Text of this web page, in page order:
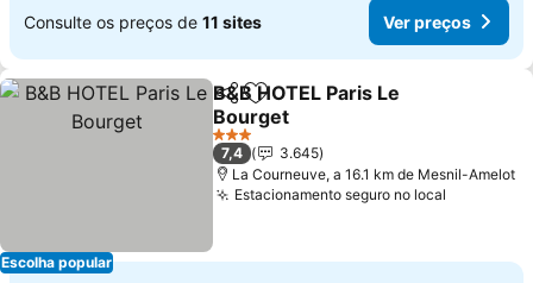
Consulte os preços de 11 sites Ver preços
Escolha popular
PartilharAdicionar aos favoritos
B&B HOTEL Paris Le
Bourget
Ver preços
3 Estrelas
7,4
3.645
La Courneuve, a 16.1 km de Mesnil-Amelot
Estacionamento seguro no local